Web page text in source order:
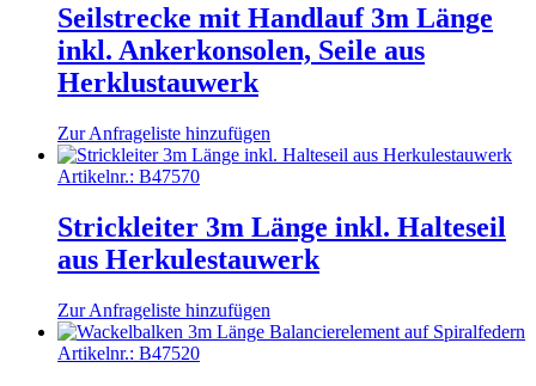
Seilstrecke mit Handlauf 3m Länge
inkl. Ankerkonsolen, Seile aus
Herklustauwerk
Zur Anfrageliste hinzufügen
Artikelnr.: B47570
Strickleiter 3m Länge inkl. Halteseil
aus Herkulestauwerk
Zur Anfrageliste hinzufügen
Artikelnr.: B47520